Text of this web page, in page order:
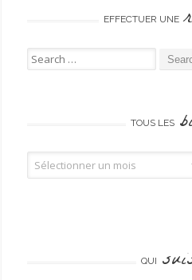
EFFECTUER UNE
Search for:
TOUS LES
Tous les billets
QUI